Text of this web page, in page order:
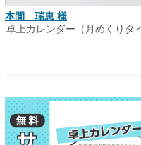
本間 瑞恵 様
卓上カレンダー（月めくりタ